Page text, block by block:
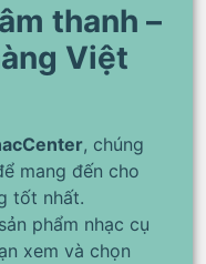
thanh –
Việt
, chúng
mang đến cho
tốt nhất.
phẩm nhạc cụ
xem và chọn